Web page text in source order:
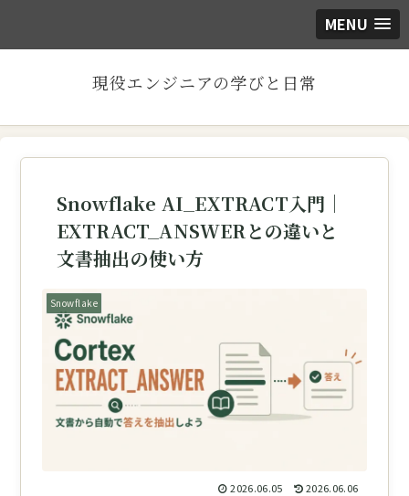
MENU
現役エンジニアの学びと日常
Snowflake AI_EXTRACT入門｜
EXTRACT_ANSWERとの違いと
文書抽出の使い方
Snowflake
2026.06.05 2026.06.06